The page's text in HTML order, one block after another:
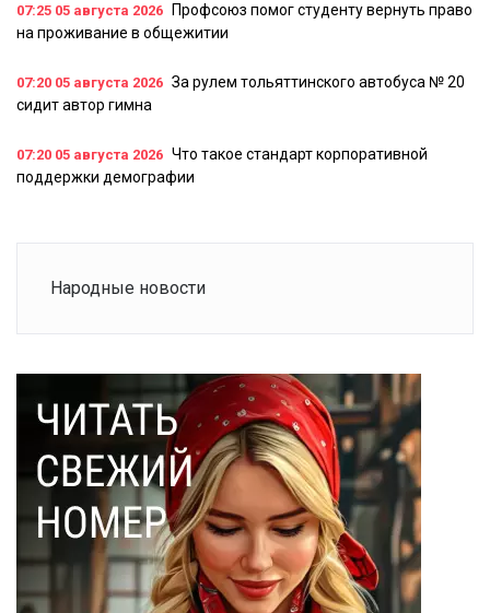
07:25 05 августа 2026
Профсоюз помог студенту вернуть право
на проживание в общежитии
07:20 05 августа 2026 За рулем тольяттинского автобуса № 20
сидит автор гимна
07:20 05 августа 2026 Что такое стандарт корпоративной
поддержки демографии
Народные новости